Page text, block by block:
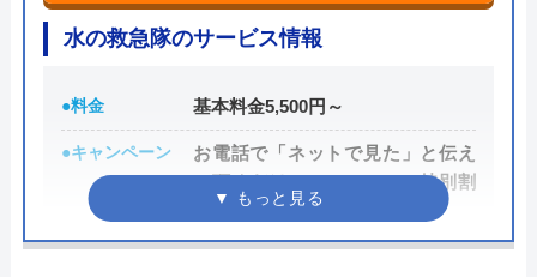
イースマイルさんに依頼して大正解でした！
連絡後すぐに駆けつけてくださり、あっとい
安心して任せられました。これでまた快適に
使えます。迅速な対応に心から感謝します！
また、取扱いメーカーに関しても幅広いため、水ま
わりトラブルで困った際には頼りになる業者でしょ
もちろん見積もりは無料ですし、出張・キャンセル
についても無料ですので、まずはサイトを覗いてみ
てはいかがでしょうか？
水の救急隊のサービス情報
●料金 基本料金5,500円～
●キャンペーン
お電話で「ネットで見た」と伝え
て頂くだけでOK！WEBの特別割
引3,000円OFF